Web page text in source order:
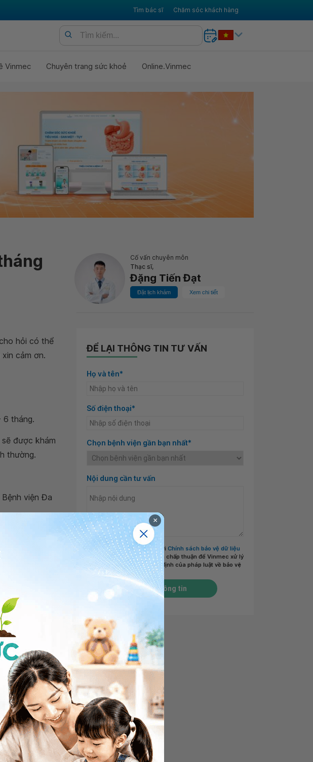
Tìm bác sĩ Chăm sóc khách hàng
Vinmec Chuyên trang sức khoẻ Online.Vinmec
Cố vấn chuyên môn
Thạc sĩ,
Đặng Tiến Đạt
Đặt lịch khám Xem chi tiết
hỏi có thể
cảm ơn.
6 tháng.
được khám
thường.
viện Đa
lý, theo dõi
thắng lưỡi
ĐỂ LẠI THÔNG TIN TƯ VẤN
Họ và tên*
Số điện thoại*
Chọn bệnh viện gần bạn nhất*
Nội dung cần tư vấn
Tôi đã đọc và đồng ý với Chính sách bảo vệ dữ liệu
cá nhân của Vinmecvà chấp thuận để Vinmec xử lý
DLCN của tôi theo quy định của pháp luật về bảo vệ
DLCN.*
Gửi thông tin
×